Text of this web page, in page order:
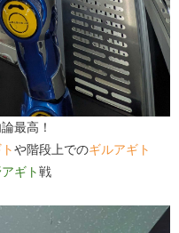
論最高！
や階段上でのギルアギト
ギト戦